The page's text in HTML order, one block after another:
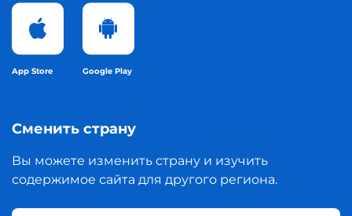
App Store Google Play
Сменить страну
Вы можете изменить страну и изучить
содержимое сайта для другого региона.